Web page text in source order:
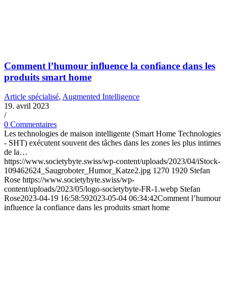
Comment l’humour influence la confiance dans les
produits smart home
Article spécialisé, Augmented Intelligence
19. avril 2023
/
0 Commentaires
Les technologies de maison intelligente (Smart Home Technologies
- SHT) exécutent souvent des tâches dans les zones les plus intimes
de la…
https://www.societybyte.swiss/wp-content/uploads/2023/04/iStock-
109462624_Saugroboter_Humor_Katze2.jpg 1270 1920 Stefan
Rose https://www.societybyte.swiss/wp-
content/uploads/2023/05/logo-societybyte-FR-1.webp Stefan
Rose2023-04-19 16:58:592023-05-04 06:34:42Comment l’humour
influence la confiance dans les produits smart home